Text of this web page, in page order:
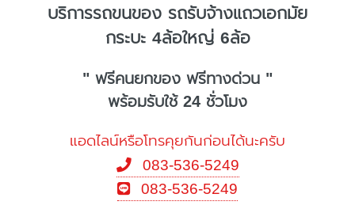
บริการรถขนของ รถรับจ้างแถวเอกมัย
กระบะ 4ล้อใหญ่ 6ล้อ
" ฟรีคนยกของ ฟรีทางด่วน "
พร้อมรับใช้ 24 ชั่วโมง
แอดไลน์หรือโทรคุยกันก่อนได้นะครับ
083-536-5249
083-536-5249